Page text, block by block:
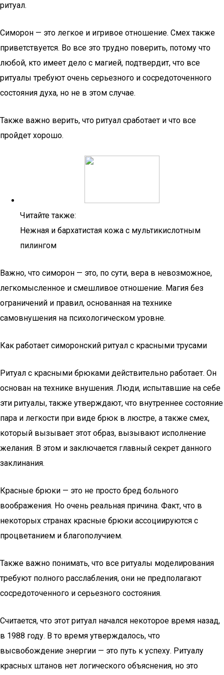
ритуал.
Симорон — это легкое и игривое отношение. Смех также
приветствуется. Во все это трудно поверить, потому что
любой, кто имеет дело с магией, подтвердит, что все
ритуалы требуют очень серьезного и сосредоточенного
состояния духа, но не в этом случае.
Также важно верить, что ритуал сработает и что все
пройдет хорошо.
Читайте также:
Нежная и бархатистая кожа с мультикислотным
пилингом
Важно, что симорон — это, по сути, вера в невозможное,
легкомысленное и смешливое отношение. Магия без
ограничений и правил, основанная на технике
самовнушения на психологическом уровне.
Как работает симоронский ритуал с красными трусами
Ритуал с красными брюками действительно работает. Он
основан на технике внушения. Люди, испытавшие на себе
эти ритуалы, также утверждают, что внутреннее состояние
пара и легкости при виде брюк в люстре, а также смех,
который вызывает этот образ, вызывают исполнение
желания. В этом и заключается главный секрет данного
заклинания.
Красные брюки — это не просто бред больного
воображения. Но очень реальная причина. Факт, что в
некоторых странах красные брюки ассоциируются с
процветанием и благополучием.
Также важно понимать, что все ритуалы моделирования
требуют полного расслабления, они не предполагают
сосредоточенного и серьезного состояния.
Считается, что этот ритуал начался некоторое время назад,
в 1988 году. В то время утверждалось, что
высвобождение энергии — это путь к успеху. Ритуалу
красных штанов нет логического объяснения, но это